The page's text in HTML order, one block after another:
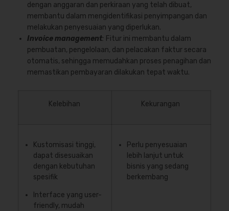
dengan anggaran dan perkiraan yang telah dibuat,
membantu dalam mengidentifikasi penyimpangan dan
melakukan penyesuaian yang diperlukan.
Invoice management: Fitur ini membantu dalam
pembuatan, pengelolaan, dan pelacakan faktur secara
otomatis, sehingga memudahkan proses penagihan dan
memastikan pembayaran dilakukan tepat waktu.
Kelebihan Kekurangan
Kustomisasi tinggi,
dapat disesuaikan
dengan kebutuhan
spesifik
Interface yang user-
friendly, mudah
Perlu penyesuaian
lebih lanjut untuk
bisnis yang sedang
berkembang